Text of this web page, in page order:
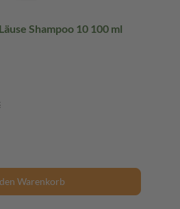
Shampoo 10 100 ml
Warenkorb